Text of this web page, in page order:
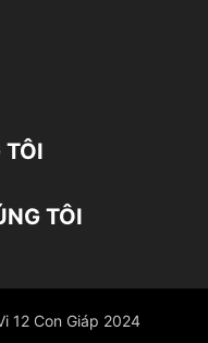
TÔI
TÔI
12 Con Giáp 2024